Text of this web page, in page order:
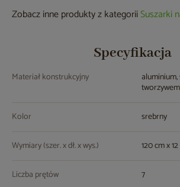
Zobacz inne produkty z kategoriiSuszarki
Specyfikacja
Materiał konstrukcyjny
Kolor srebrny
Wymiary (szer. x dł. x wys.) 120 cm x
Liczba prętów 7